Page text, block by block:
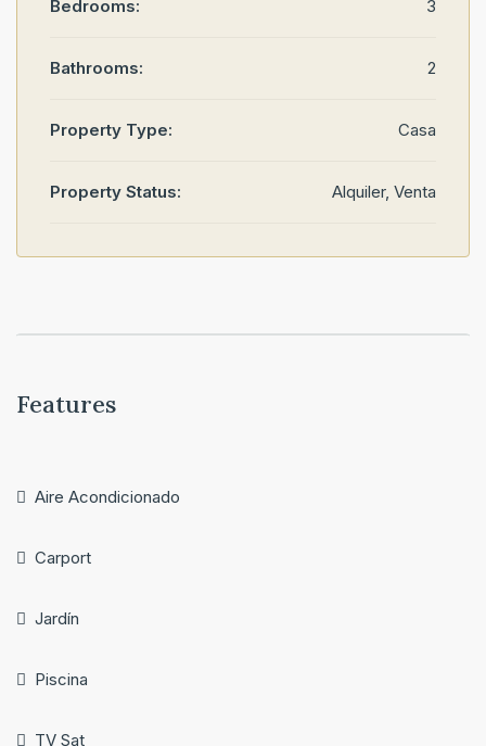
Bedrooms: 3
Bathrooms: 2
Property Type: Casa
Property Status: Alquiler, Venta
Features
Aire Acondicionado
Carport
Jardín
Piscina
TV Sat